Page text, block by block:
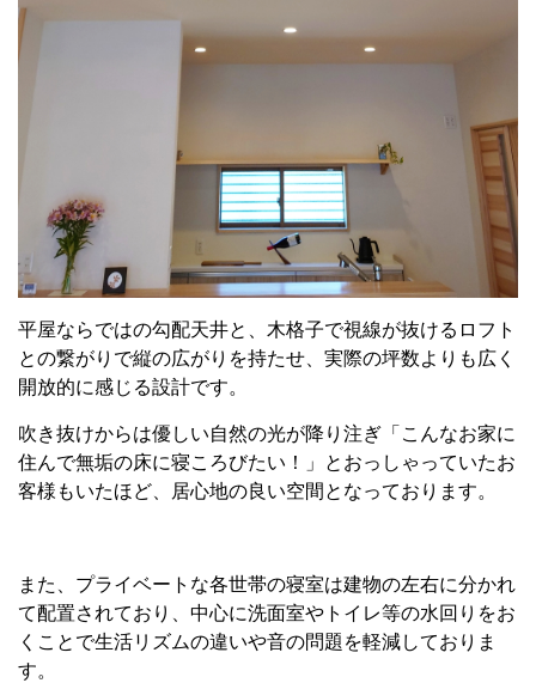
平屋ならではの勾配天井と、木格子で視線が抜けるロフト
との繋がりで縦の広がりを持たせ、実際の坪数よりも広く
開放的に感じる設計です。
吹き抜けからは優しい自然の光が降り注ぎ「こんなお家に
住んで無垢の床に寝ころびたい！」とおっしゃっていたお
客様もいたほど、居心地の良い空間となっております。
また、プライベートな各世帯の寝室は建物の左右に分かれ
て配置されており、中心に洗面室やトイレ等の水回りをお
くことで生活リズムの違いや音の問題を軽減しておりま
す。